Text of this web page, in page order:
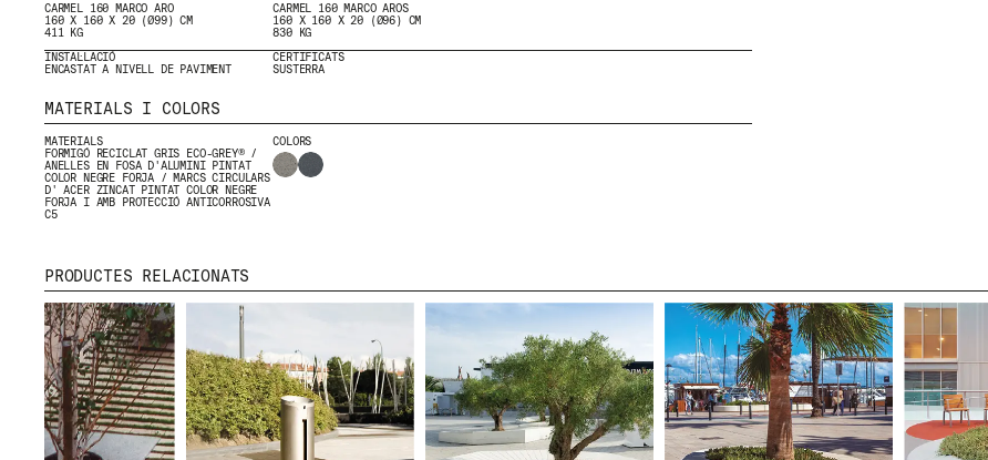
CARMEL 160 MARCO ARO
160 X 160 X 20 (Ø99) CM
411 KG
CARMEL 160 MARCO AROS
160 X 160 X 20 (Ø96) CM
830 KG
INSTAL·LACIÓ
ENCASTAT A NIVELL DE PAVIMENT
CERTIFICATS
SUSTERRA
MATERIALS I COLORS
MATERIALS
FORMIGÓ RECICLAT GRIS ECO-GREY® /
ANELLES EN FOSA D'ALUMINI PINTAT
COLOR NEGRE FORJA / MARCS CIRCULARS
D' ACER ZINCAT PINTAT COLOR NEGRE
FORJA I AMB PROTECCIÓ ANTICORROSIVA
C5
COLORS
PRODUCTES RELACIONATS